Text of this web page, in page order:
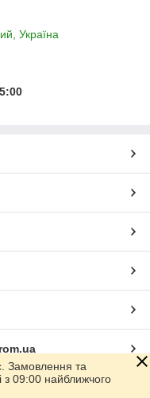
Україна
Замовлення та
з 09:00 найближчого